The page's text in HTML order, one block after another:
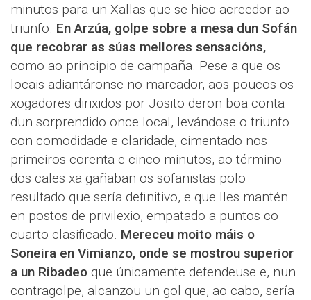
minutos para un Xallas que se hico acreedor ao
triunfo. En Arzúa, golpe sobre a mesa dun Sofán
que recobrar as súas mellores sensacións,
como ao principio de campaña. Pese a que os
locais adiantáronse no marcador, aos poucos os
xogadores dirixidos por Josito deron boa conta
dun sorprendido once local, levándose o triunfo
con comodidade e claridade, cimentado nos
primeiros corenta e cinco minutos, ao término
dos cales xa gañaban os sofanistas polo
resultado que sería definitivo, e que lles mantén
en postos de privilexio, empatado a puntos co
cuarto clasificado. Mereceu moito máis o
Soneira en Vimianzo, onde se mostrou superior
a un Ribadeo que únicamente defendeuse e, nun
contragolpe, alcanzou un gol que, ao cabo, sería